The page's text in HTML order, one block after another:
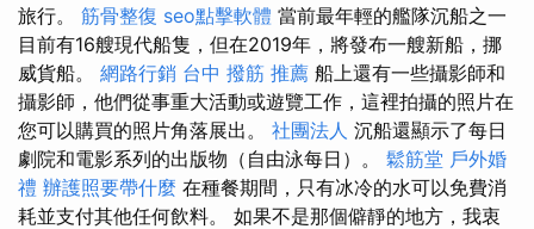
旅行。 筋骨整復 seo點擊軟體 當前最年輕的艦隊沉船之一
目前有16艘現代船隻，但在2019年，將發布一艘新船，挪
威貨船。 網路行銷 台中 撥筋 推薦 船上還有一些攝影師和
攝影師，他們從事重大活動或遊覽工作，這裡拍攝的照片在
您可以購買的照片角落展出。 社團法人 沉船還顯示了每日
劇院和電影系列的出版物（自由泳每日）。 鬆筋堂 戶外婚
禮 辦護照要帶什麼 在種餐期間，只有冰冷的水可以免費消
耗並支付其他任何飲料。 如果不是那個僻靜的地方，我衷